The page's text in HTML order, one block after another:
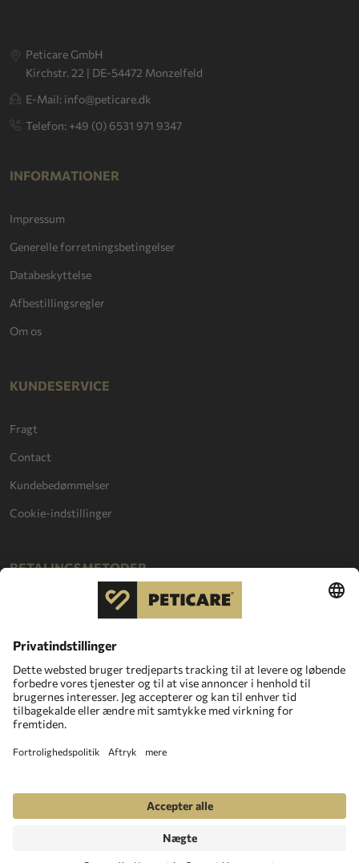
Peticare GmbH
Kirchstr. 22 | DE-54472 Monzelfeld
E-Mail: info@peticare.dk
Telefon: +49 (0) 6531 971 9347
INFORMATIONER
Impressum
Generelle forretningsbetingelser
Databeskyttelse
Afbestillingsregler
Om os
KUNDESERVICE
Fragt
Contact
Kundebedømmelser
Cookie-indstillinger
BETALINGSMETODER